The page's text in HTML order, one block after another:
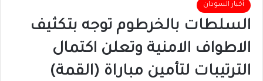
أخبار السودان
السلطات بالخرطوم توجه بتكثيف
الاطواف الامنية وتعلن اكتمال
الترتيبات لتأمين مباراة (القمة)